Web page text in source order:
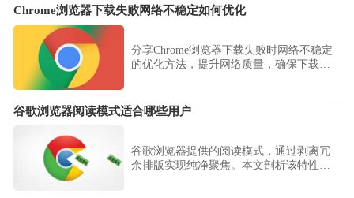
Chrome浏览器下载失败网络不稳定如何优化
分享Chrome浏览器下载失败时网络不稳定
的优化方法，提升网络质量，确保下载安
谷歌浏览器阅读模式适合哪些用户
谷歌浏览器提供的阅读模式，通过剥离冗
余排版实现纯净聚焦。本文剖析该特性的